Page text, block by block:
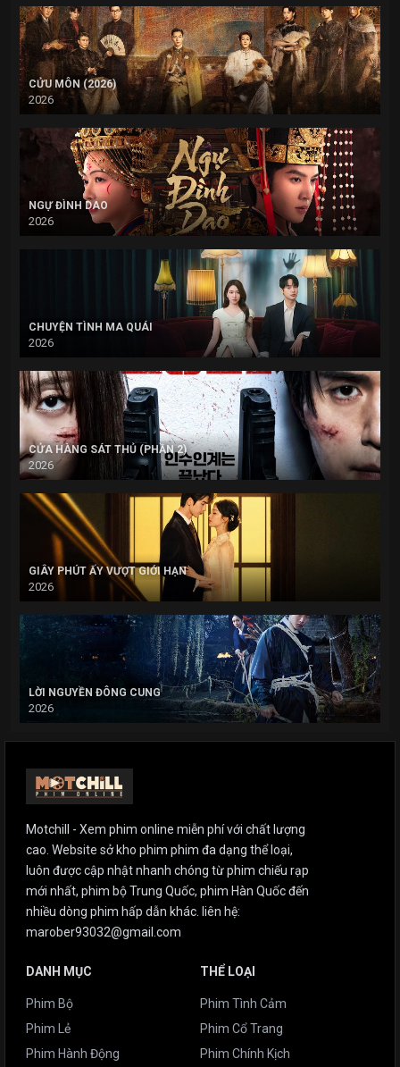
CỬU MÔN (2026)
2026
NGỰ ĐÌNH DAO
2026
CHUYỆN TÌNH MA QUÁI
2026
CỬA HÀNG SÁT THỦ (PHẦN 2)
2026
GIÂY PHÚT ẤY VƯỢT GIỚI HẠN
2026
LỜI NGUYỀN ĐÔNG CUNG
2026
Motchill - Xem phim online miễn phí với chất lượng
cao. Website sở kho phim phim đa dạng thể loại,
luôn được cập nhật nhanh chóng từ phim chiếu rạp
mới nhất, phim bộ Trung Quốc, phim Hàn Quốc đến
nhiều dòng phim hấp dẫn khác. liên hệ:
marober93032@gmail.com
DANH MỤC
Phim Bộ
Phim Lẻ
Phim Hành Động
THỂ LOẠI
Phim Tình Cảm
Phim Cổ Trang
Phim Chính Kịch